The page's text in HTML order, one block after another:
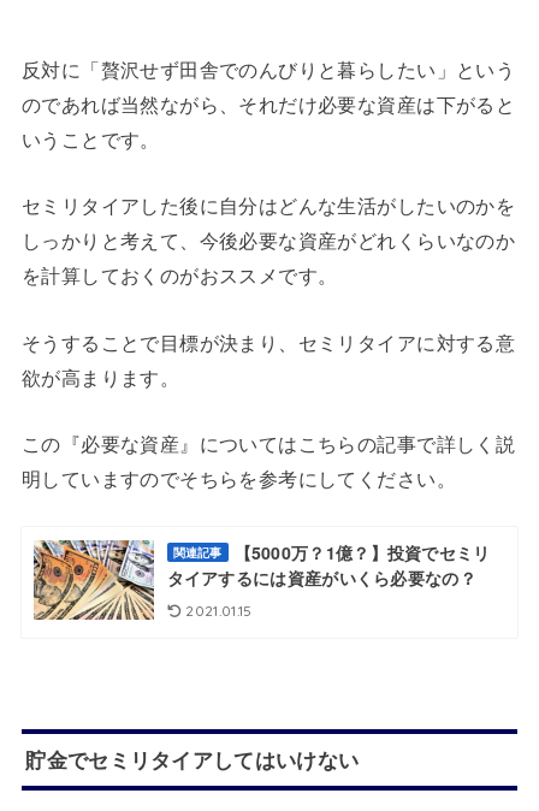
反対に「贅沢せず田舎でのんびりと暮らしたい」という
のであれば当然ながら、それだけ必要な資産は下がると
いうことです。
セミリタイアした後に自分はどんな生活がしたいのかを
しっかりと考えて、今後必要な資産がどれくらいなのか
を計算しておくのがおススメです。
そうすることで目標が決まり、セミリタイアに対する意
欲が高まります。
この『必要な資産』についてはこちらの記事で詳しく説
明していますのでそちらを参考にしてください。
関連記事
【5000万？1億？】投資でセミリ
タイアするには資産がいくら必要なの？
2021.01.15
貯金でセミリタイアしてはいけない